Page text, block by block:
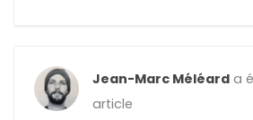
Jean-Marc Méléard a
article